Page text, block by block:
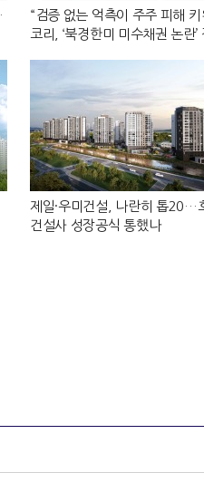
“검증 없는 억측이 주주 피해
코리, ‘북경한미 미수채권 논란’
제일·우미건설, 나란히 톱20…
건설사 성장공식 통했나